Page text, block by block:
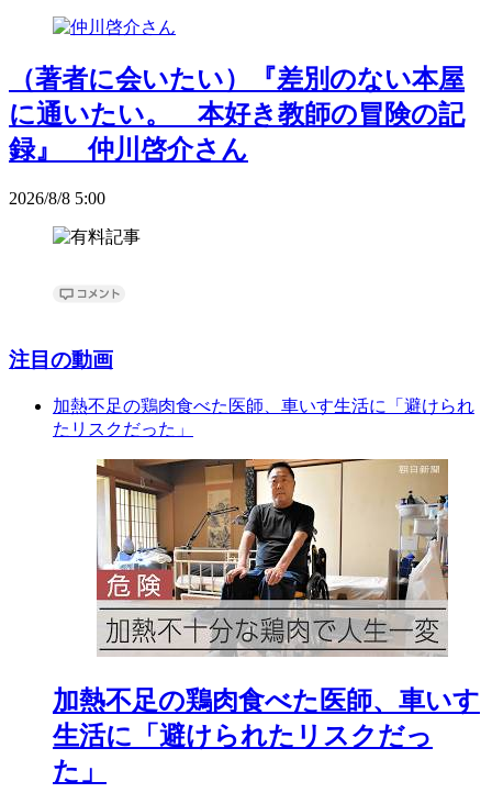
（著者に会いたい）『差別のない本屋
に通いたい。 本好き教師の冒険の記
録』 仲川啓介さん
2026/8/8 5:00
注目の動画
加熱不足の鶏肉食べた医師、車いす生活に「避けられ
たリスクだった」
加熱不足の鶏肉食べた医師、車いす
生活に「避けられたリスクだっ
た」